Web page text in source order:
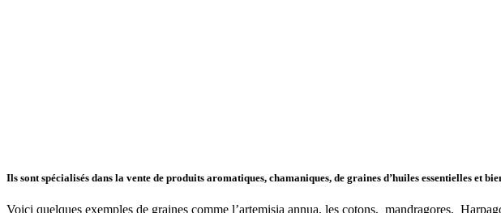
Ils sont spécialisés dans la vente de produits aromatiques, chamaniques, de graines d’huiles essentielles et
Voici quelques exemples de graines comme l’artemisia annua, les cotons, mandragores,